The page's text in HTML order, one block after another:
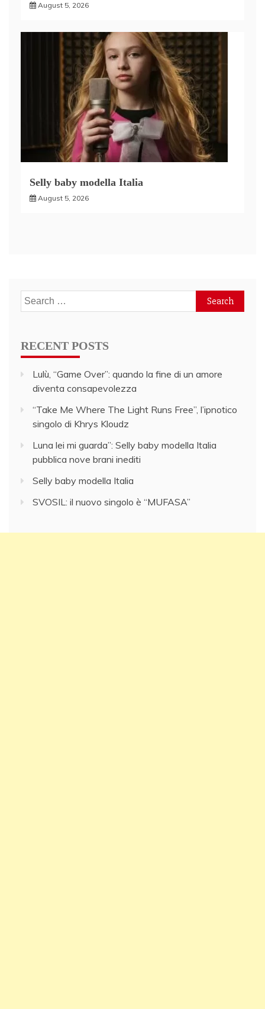
August 5, 2026
Selly baby modella Italia
August 5, 2026
Search
for:
RECENT POSTS
Lulù, “Game Over”: quando la fine di un amore
diventa consapevolezza
“Take Me Where The Light Runs Free”, l’ipnotico
singolo di Khrys Kloudz
Luna lei mi guarda”: Selly baby modella Italia
pubblica nove brani inediti
Selly baby modella Italia
SVOSIL: il nuovo singolo è “MUFASA”